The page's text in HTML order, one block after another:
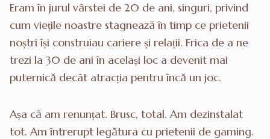
Eram în jurul vârstei de 20 de ani, singuri, privind
cum viețile noastre stagnează în timp ce prietenii
noștri își construiau cariere și relații. Frica de a ne
trezi la 30 de ani în același loc a devenit mai
puternică decât atracția pentru încă un joc.
Așa că am renunțat. Brusc, total. Am dezinstalat
tot. Am întrerupt legătura cu prietenii de gaming.